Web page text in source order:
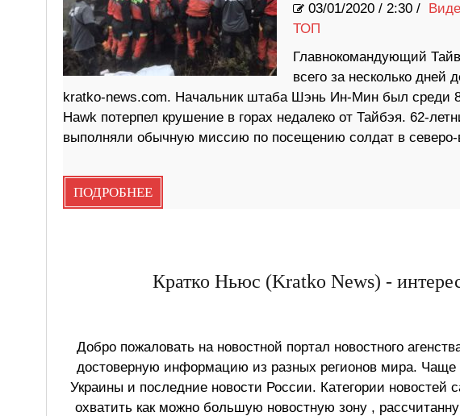
03/01/2020/ 2:30 /
ТОП
Главнокомандующий
всего за несколько дней
kratko-news.com. Начальник штаба Шэнь Ин-Мин был среди 8
Hawk потерпел крушение в горах недалеко от Тайбэя. 62-
выполняли обычную миссию по посещению солдат в северо-
ПОДРОБНЕЕ
Кратко Ньюс (Kratko News) -
Добро пожаловать на новостной портал новостного
достоверную информацию из разных регионов мира. Чаще
Украины и последние новости России. Категории
охватить как можно большую новостную зону ,